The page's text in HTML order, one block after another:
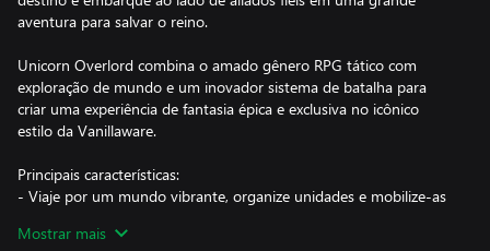
aventura para salvar o reino.
Unicorn Overlord combina o amado gênero RPG tático com
exploração de mundo e um inovador sistema de batalha para
criar uma experiência de fantasia épica e exclusiva no icônico
estilo da Vanillaware.
Principais características:
- Viaje por um mundo vibrante, organize unidades e mobilize-as
- Mostre seu heroísmo e ganhe fama pelas cinco nações.
Mostrar mais